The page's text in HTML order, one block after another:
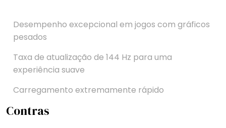
Desempenho excepcional em jogos com gráficos
pesados
Taxa de atualização de 144 Hz para uma
experiência suave
Carregamento extremamente rápido
Contras